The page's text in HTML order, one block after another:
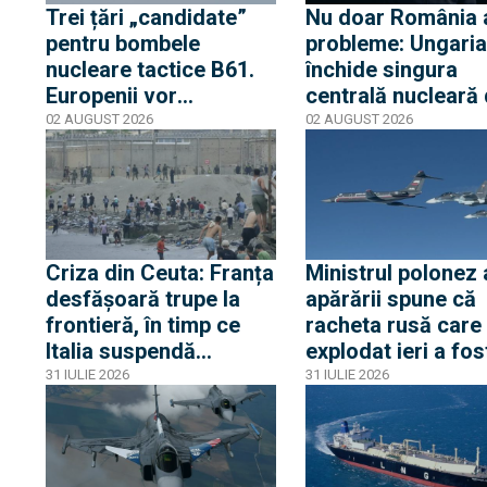
Trei țări „candidate”
pentru bombele
nucleare tactice B61.
Europenii vor
dislocarea în Est
pentru a convinge
Rusia că Europa nu
glumește cu propria-i
apărare
02 AUGUST 2026
Nu doar România
probleme: Ungaria
închide singura
centrală nucleară
cauza nivelului
spune că urmează
cinci zile critice
02 AUGUST 2026
Criza din Ceuta: Franța
desfășoară trupe la
frontieră, în timp ce
Italia suspendă
acordul Schengen cu
Spania
31 IULIE 2026
Ministrul polonez
apărării spune că
racheta rusă care
explodat ieri a
produsă în
lui 2026. Între timp,
avioane rusești cu
transponderul
au apropiat de
31 IULIE 2026